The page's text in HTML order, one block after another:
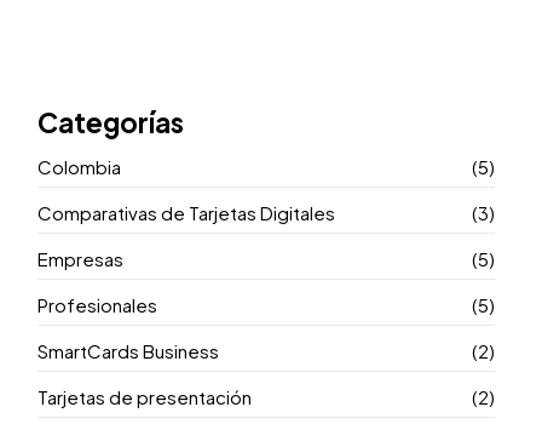
Categorías
Colombia
(5)
Comparativas de Tarjetas Digitales
(3)
Empresas
(5)
Profesionales
(5)
SmartCards Business
(2)
Tarjetas de presentación
(2)